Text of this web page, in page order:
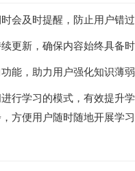
会及时提醒，防止用户错
更新，确保内容始终具备时
能，助力用户强化知识薄弱
行学习的模式，有效提升
方便用户随时随地开展学习